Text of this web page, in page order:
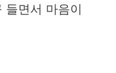
들면서 마음이